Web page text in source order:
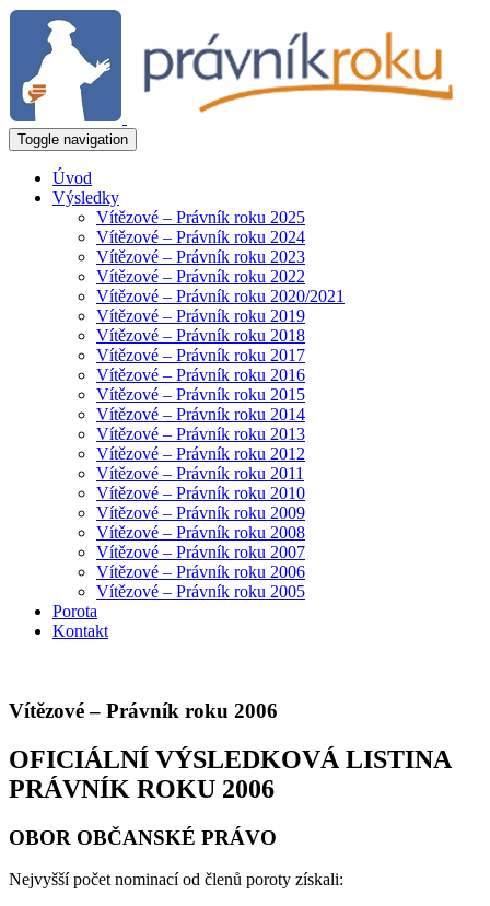
Toggle navigation
Úvod
Výsledky
Vítězové – Právník roku 2025
Vítězové – Právník roku 2024
Vítězové – Právník roku 2023
Vítězové – Právník roku 2022
Vítězové – Právník roku 2020/2021
Vítězové – Právník roku 2019
Vítězové – Právník roku 2018
Vítězové – Právník roku 2017
Vítězové – Právník roku 2016
Vítězové – Právník roku 2015
Vítězové – Právník roku 2014
Vítězové – Právník roku 2013
Vítězové – Právník roku 2012
Vítězové – Právník roku 2011
Vítězové – Právník roku 2010
Vítězové – Právník roku 2009
Vítězové – Právník roku 2008
Vítězové – Právník roku 2007
Vítězové – Právník roku 2006
Vítězové – Právník roku 2005
Porota
Kontakt
Vítězové – Právník roku 2006
OFICIÁLNÍ VÝSLEDKOVÁ LISTINA
PRÁVNÍK ROKU 2006
OBOR OBČANSKÉ PRÁVO
Nejvyšší počet nominací od členů poroty získali: